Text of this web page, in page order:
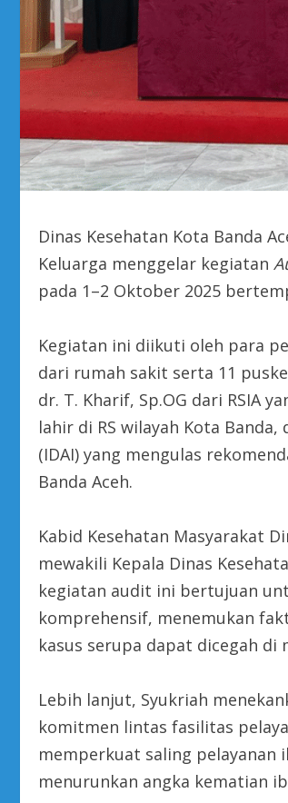
Dinas Kesehatan Kota Banda
Keluarga menggelar kegiatan
pada 1–2 Oktober 2025
Kegiatan ini diikuti oleh para
dari rumah sakit serta 11
dr. T. Kharif, Sp.OG dari RSIA
lahir di RS wilayah Kota
(IDAI) yang mengulas
Banda Aceh.
Kabid Kesehatan Masyarakat
mewakili Kepala Dinas
kegiatan audit ini bertujuan
komprehensif, menemukan
kasus serupa dapat dicegah di
Lebih lanjut, Syukriah
komitmen lintas fasilitas
memperkuat saling pelayanan
menurunkan angka kematian